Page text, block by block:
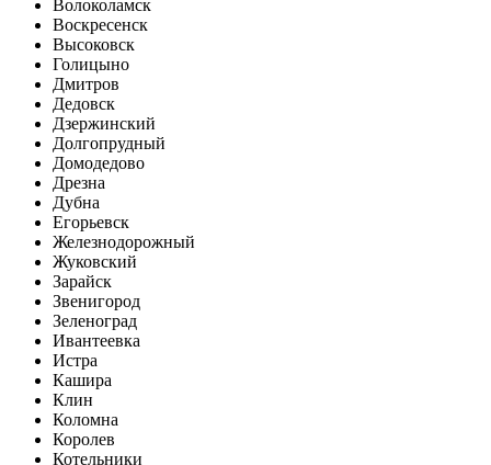
Волоколамск
Воскресенск
Высоковск
Голицыно
Дмитров
Дедовск
Дзержинский
Долгопрудный
Домодедово
Дрезна
Дубна
Егорьевск
Железнодорожный
Жуковский
Зарайск
Звенигород
Зеленоград
Ивантеевка
Истра
Кашира
Клин
Коломна
Королев
Котельники